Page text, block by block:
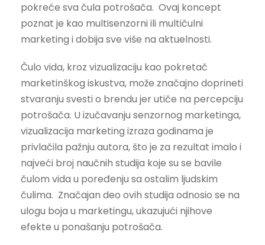
pokreće sva čula potrošača. Ovaj koncept
poznat je kao multisenzorni ili multičulni
marketing i dobija sve više na aktuelnosti.
Čulo vida, kroz vizualizaciju kao pokretač
marketinškog iskustva, može značajno doprineti
stvaranju svesti o brendu jer utiče na percepciju
potrošača. U izučavanju senzornog marketinga,
vizualizacija marketing izraza godinama je
privlačila pažnju autora, što je za rezultat imalo i
najveći broj naučnih studija koje su se bavile
čulom vida u poređenju sa ostalim ljudskim
čulima. Značajan deo ovih studija odnosio se na
ulogu boja u marketingu, ukazujući njihove
efekte u ponašanju potrošača.